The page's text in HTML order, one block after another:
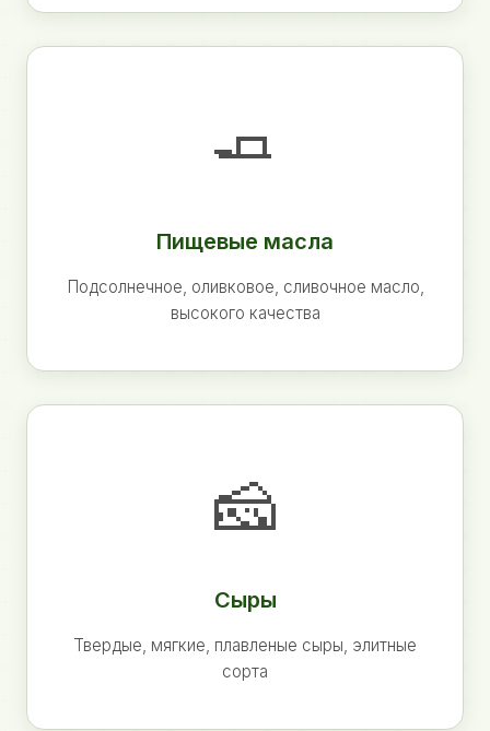
🧈
Пищевые масла
Подсолнечное, оливковое, сливочное масло,
высокого качества
🧀
Сыры
Твердые, мягкие, плавленые сыры, элитные
сорта